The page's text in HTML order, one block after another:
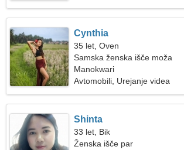
Cynthia
35 let, Oven
Samska ženska išče moža
Manokwari
Avtomobili, Urejanje videa
Shinta
33 let, Bik
Ženska išče par